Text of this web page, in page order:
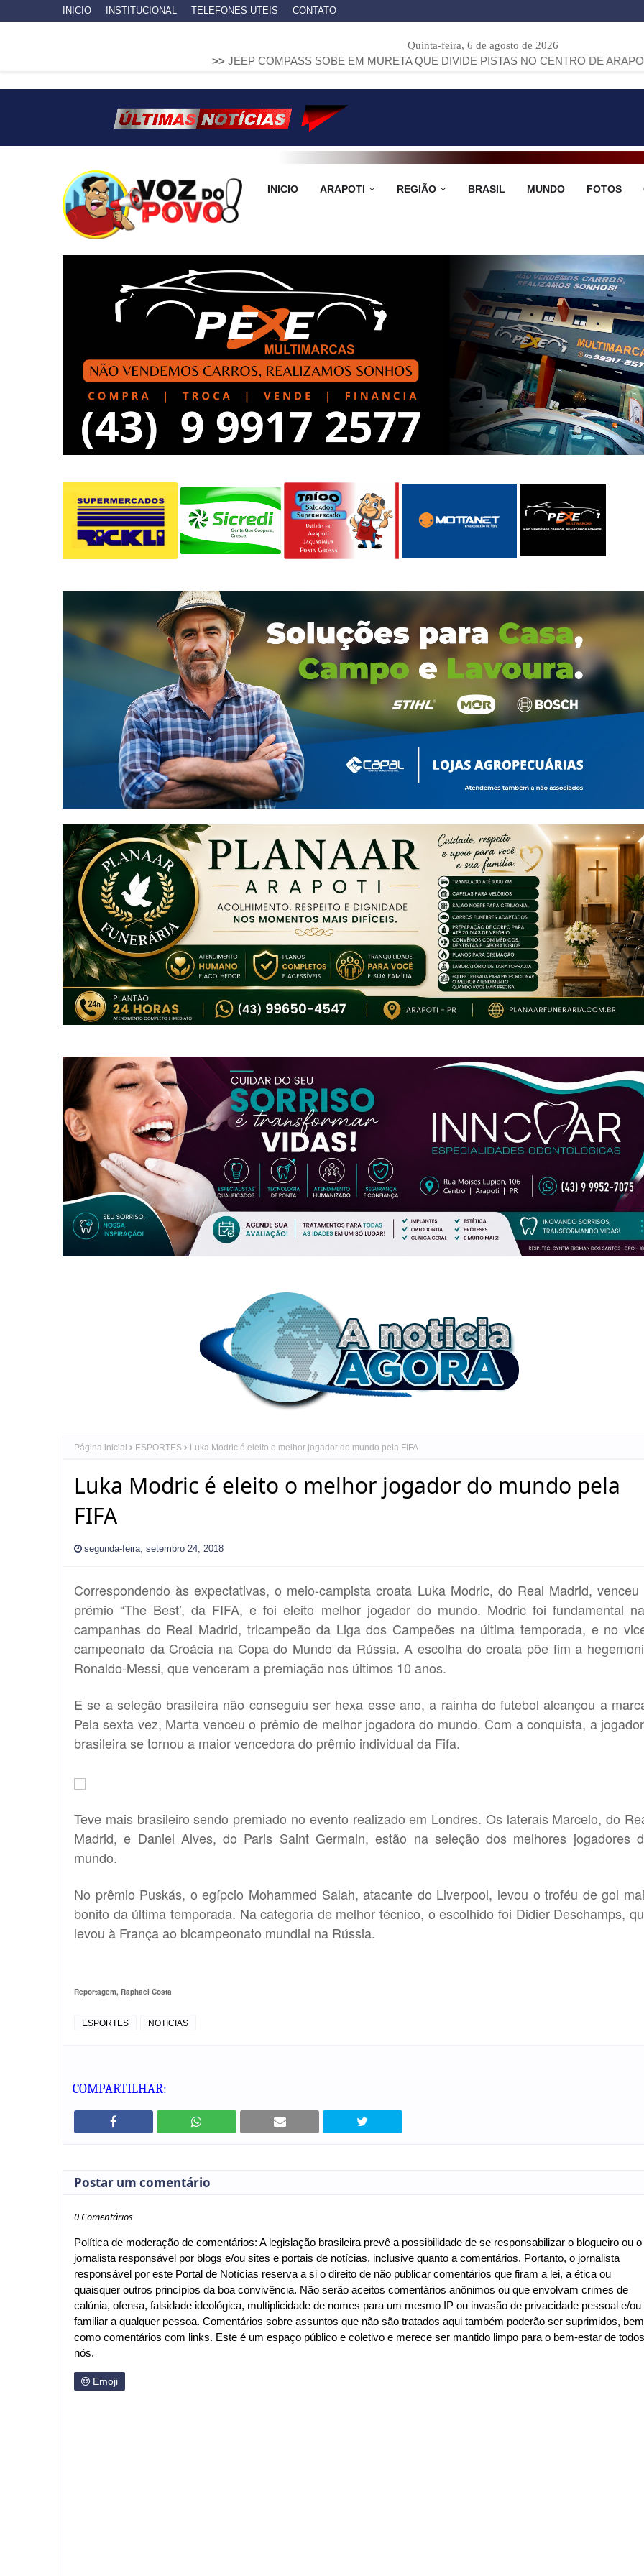
INICIO INSTITUCIONAL TELEFONES UTEIS CONTATO
Quinta-feira, 6 de agosto de 2026
JEEP COMPASS SOBE EM MURETA QUE DIVIDE PISTAS NO CENTRO DE ARAPOTI >>
INICIO ARAPOTI REGIÃO BRASIL MUNDO FOTOS
Página inicial ESPORTES Luka Modric é eleito o melhor jogador do mundo pela FIFA
Luka Modric é eleito o melhor jogador do mundo pela
FIFA
segunda-feira, setembro 24, 2018
Correspondendo às expectativas, o meio-campista croata Luka Modric, do Real Madrid, venceu
prêmio “The Best’, da FIFA, e foi eleito melhor jogador do mundo. Modric foi fundamental
campanhas do Real Madrid, tricampeão da Liga dos Campeões na última temporada, e no
campeonato da Croácia na Copa do Mundo da Rússia. A escolha do croata põe fim a
Ronaldo-Messi, que venceram a premiação nos últimos 10 anos.
E se a seleção brasileira não conseguiu ser hexa esse ano, a rainha do futebol alcançou a
Pela sexta vez, Marta venceu o prêmio de melhor jogadora do mundo. Com a conquista, a
brasileira se tornou a maior vencedora do prêmio individual da Fifa.
Teve mais brasileiro sendo premiado no evento realizado em Londres. Os laterais Marcelo, do
Madrid, e Daniel Alves, do Paris Saint Germain, estão na seleção dos melhores jogadores
mundo.
No prêmio Puskás, o egípcio Mohammed Salah, atacante do Liverpool, levou o troféu de gol
bonito da última temporada. Na categoria de melhor técnico, o escolhido foi Didier Deschamps,
levou à França ao bicampeonato mundial na Rússia.
Reportagem, Raphael Costa
ESPORTES NOTICIAS
COMPARTILHAR:
Postar um comentário
0 Comentários
Política de moderação de comentários: A legislação brasileira prevê a possibilidade de se responsabilizar o blogueiro ou o
jornalista responsável por blogs e/ou sites e portais de notícias, inclusive quanto a comentários. Portanto, o jornalista
responsável por este Portal de Notícias reserva a si o direito de não publicar comentários que firam a lei, a ética ou
quaisquer outros princípios da boa convivência. Não serão aceitos comentários anônimos ou que envolvam crimes de
calúnia, ofensa, falsidade ideológica, multiplicidade de nomes para um mesmo IP ou invasão de privacidade pessoal e/ou
familiar a qualquer pessoa. Comentários sobre assuntos que não são tratados aqui também poderão ser suprimidos, bem
como comentários com links. Este é um espaço público e coletivo e merece ser mantido limpo para o bem-estar de todos
nós.
Emoji